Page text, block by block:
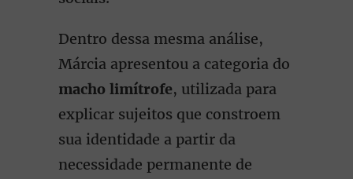
Dentro dessa mesma análise,
Márcia apresentou a categoria do
macho limítrofe, utilizada para
explicar sujeitos que constroem
sua identidade a partir da
necessidade permanente de